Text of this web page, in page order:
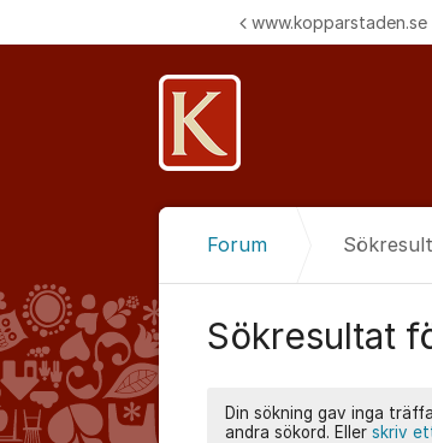
www.kopparstaden.se
Forum
Sökresultat
Din sökning gav inga
andra sökord. Eller skriv